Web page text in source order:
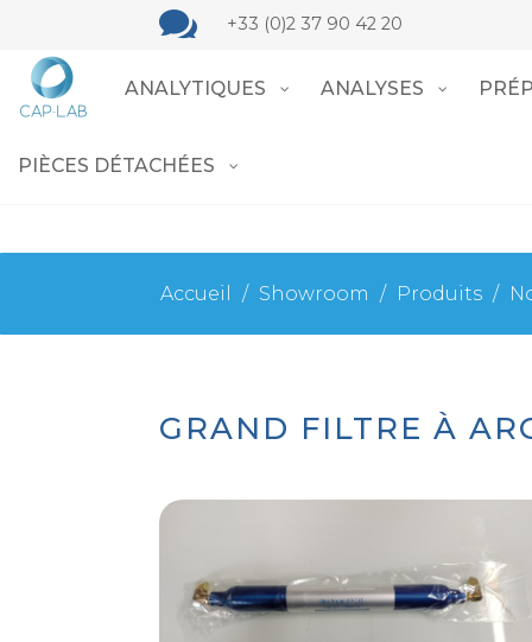
 +33 (0)2 37 90 42 20
ANALYTIQUES ANALYSES
PIÈCES DÉTACHÉES
Accueil / Showroom / Produits /
GRAND FILTRE À